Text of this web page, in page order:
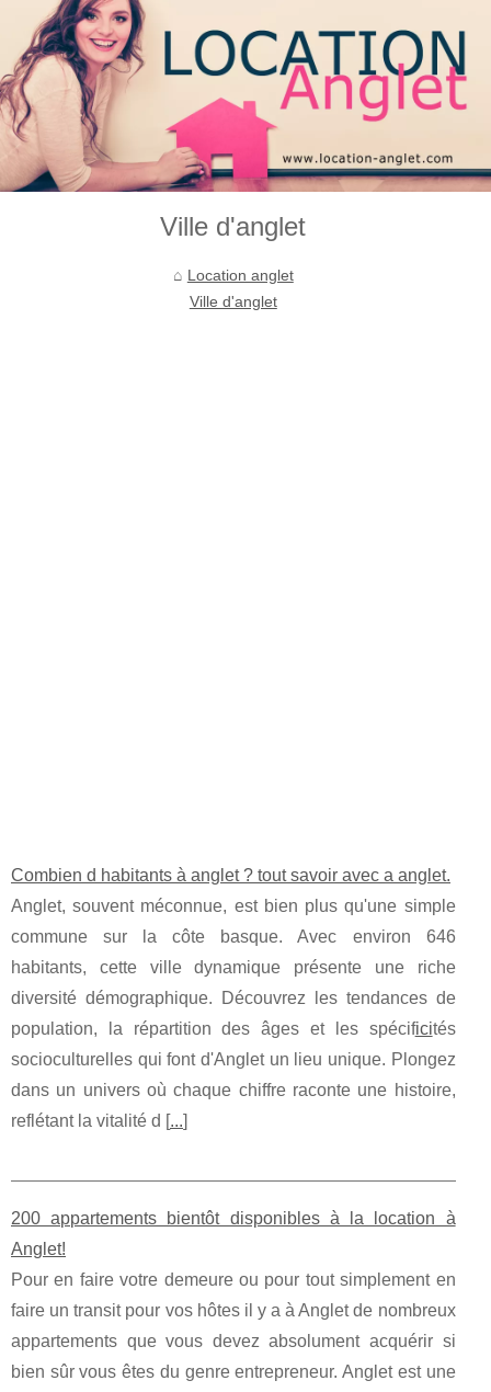
Ville d'anglet
Location anglet
Ville d'anglet
Combien d habitants à anglet ? tout savoir avec a anglet.
Anglet, souvent méconnue, est bien plus qu'une simple
commune sur la côte basque. Avec environ 646
habitants, cette ville dynamique présente une riche
diversité démographique. Découvrez les tendances de
population, la répartition des âges et les spécificités
socioculturelles qui font d'Anglet un lieu unique. Plongez
dans un univers où chaque chiffre raconte une histoire,
reflétant la vitalité d [...]
200 appartements bientôt disponibles à la location à
Anglet!
Pour en faire votre demeure ou pour tout simplement en
faire un transit pour vos hôtes il y a à Anglet de nombreux
appartements que vous devez absolument acquérir si
bien sûr vous êtes du genre entrepreneur. Anglet est une